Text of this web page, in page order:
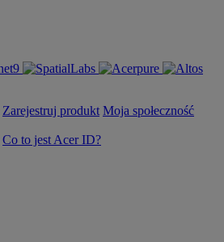
Zarejestruj produkt Moja społeczność
Co to jest Acer ID?